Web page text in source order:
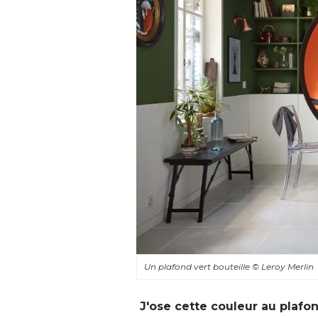
Un plafond vert bouteille© Leroy Merlin
J'ose cette couleur au